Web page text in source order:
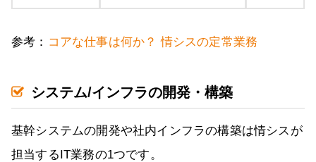
参考： コアな仕事は何か？ 情シスの定常業務
システム/インフラの開発・構築
基幹システムの開発や社内インフラの構築は情シスが
担当するIT業務の1つです。